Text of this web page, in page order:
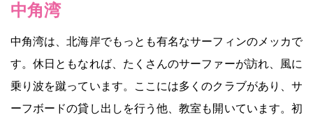
中角湾
中角湾は、北海岸でもっとも有名なサーフィンのメッカで
す。休日ともなれば、たくさんのサーファーが訪れ、風に
乗り波を蹴っています。ここには多くのクラブがあり、サ
ーフボードの貸し出しを行う他、教室も開いています。初